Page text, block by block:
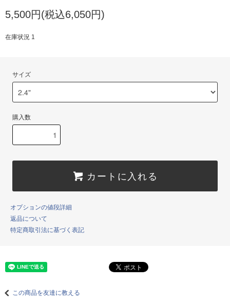
5,500円(税込6,050円)
在庫状況 1
サイズ
購入数
カートに入れる
オプションの値段詳細
返品について
特定商取引法に基づく表記
この商品を友達に教える